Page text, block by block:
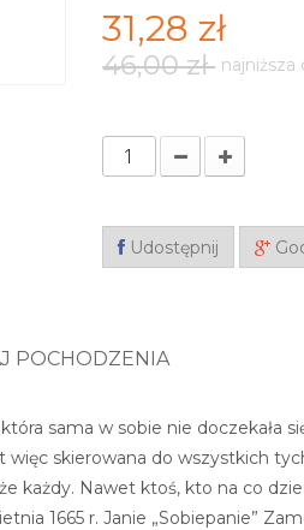
31,28 zł
46,00 zł najniższa
Udostępnij
POCHODZENIA
sama w sobie nie doczekała
skierowana do wszystkich
każdy. Nawet ktoś, kto na co
1665 r. Janie „Sobiepanie”